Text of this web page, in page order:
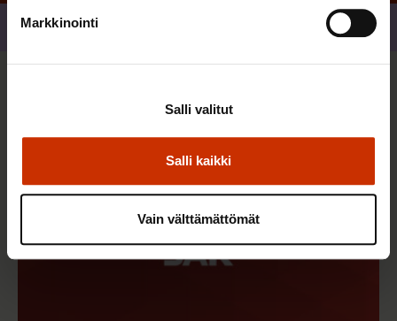
Markkinointi
Salli kaikki
Salli valitut
Vain välttämättömät
Sinua saattaa myös kiinnostaa